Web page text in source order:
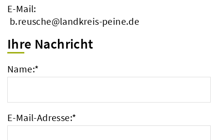
E-Mail:
b.reusche@landkreis-peine.de
Ihre Nachricht
Name:*
E-Mail-Adresse:*